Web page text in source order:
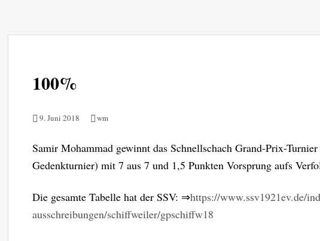
100%
9. Juni 2018 wm
Samir Mohammad gewinnt das Schnellschach Grand-Prix-
Gedenkturnier) mit 7 aus 7 und 1,5 Punkten Vorsprung aufs
Die gesamte Tabelle hat der SSV: ⇒https://www.ssv1921ev.de/
ausschreibungen/schiffweiler/gpschiffw18